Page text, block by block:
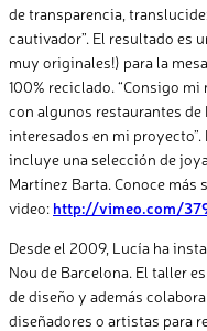
de transparencia,
cautivador”. El resultado es
muy originales!) para la
100% reciclado. “Consigo
con algunos restaurantes de
interesados en mi
incluye una selección de
Martínez Barta. Conoce
video: http://vimeo.com/
Desde el 2009, Lucía ha
Nou de Barcelona. El taller
de diseño y además
diseñadores o artistas para